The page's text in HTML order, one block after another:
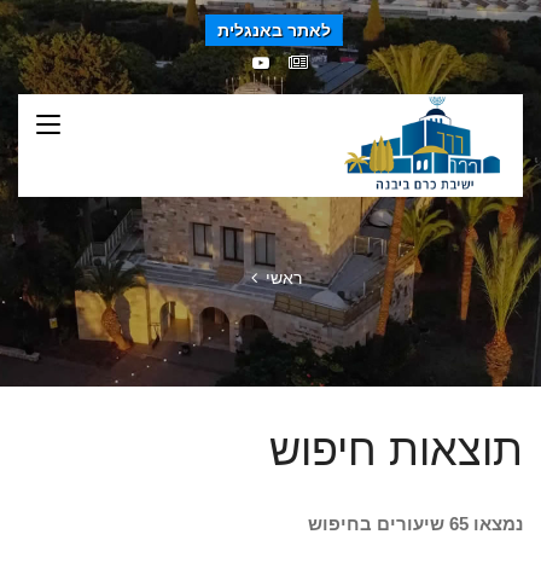
לאתר באנגלית
ראשי
תוצאות חיפוש
נמצאו 65 שיעורים בחיפוש